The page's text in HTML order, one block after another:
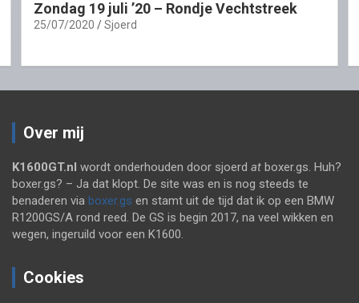
Zondag 19 juli ’20 – Rondje Vechtstreek
25/07/2020 Sjoerd
Over mij
K1600GT.nl wordt onderhouden door sjoerd at boxer.gs. Huh?
boxer.gs? – Ja dat klopt. De site was en is nog steeds te
benaderen via boxer.gs en stamt uit de tijd dat ik op een BMW
R1200GS/A rond reed. De GS is begin 2017, na veel wikken en
wegen, ingeruild voor een K1600.
Cookies